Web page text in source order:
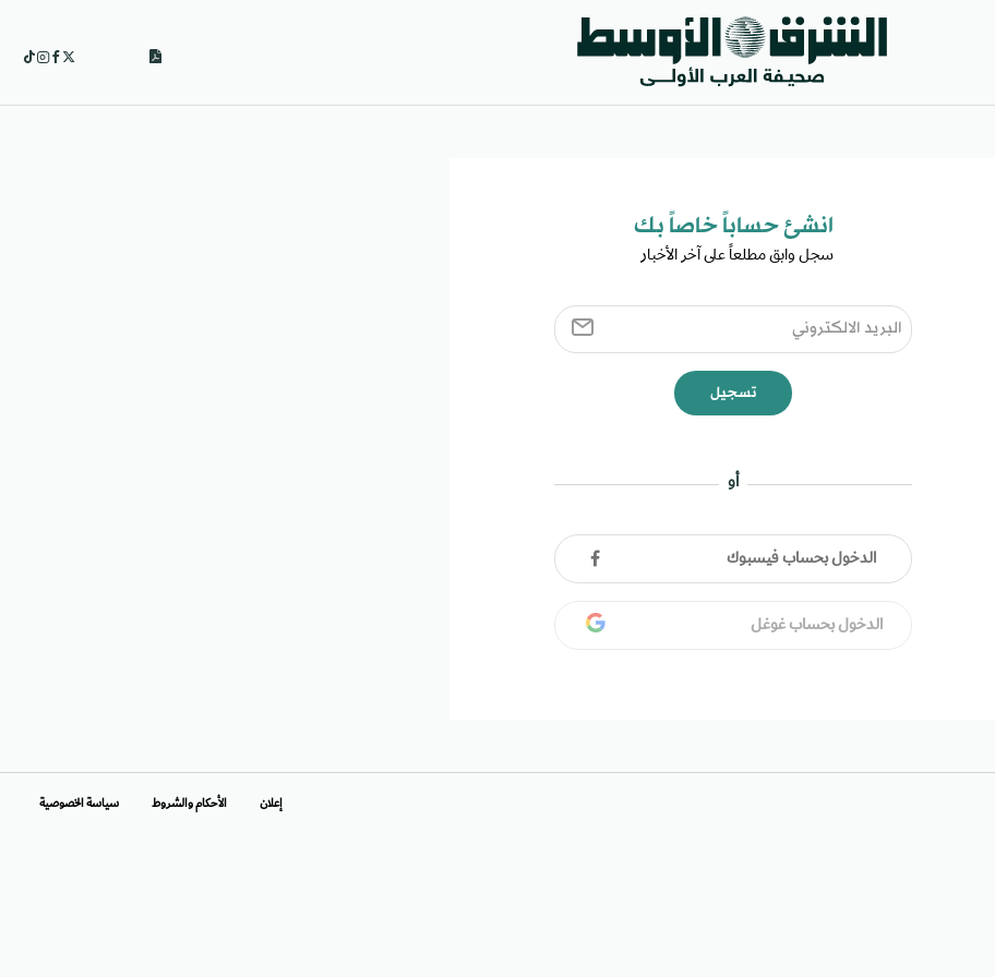
انشئ حساباً خاصاً بك​
سجل وابق مطلعاً على آخر الأخبار ​
تسجيل
أو
الدخول بحساب فيسبوك
الدخول بحساب غوغل
إعلان الأحكام والشروط سياسة الخصوصية